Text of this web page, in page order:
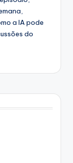
a IA pode
do